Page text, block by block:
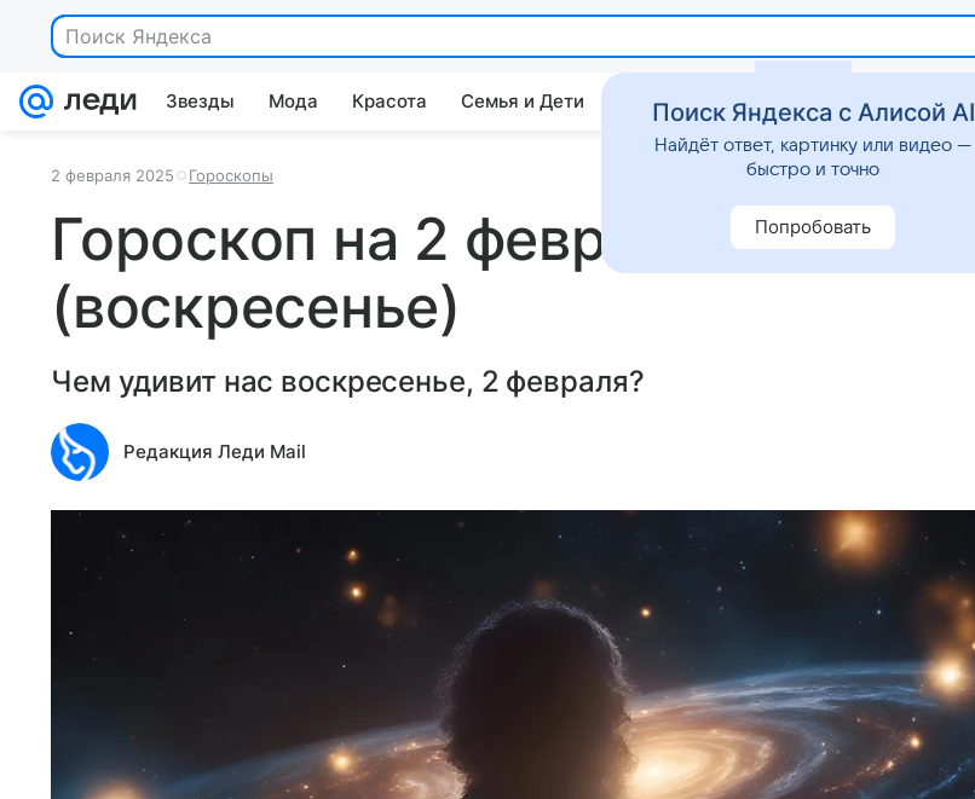
Поиск Яндекса
Звезды Мода Красота Семья и Дети Дом Гороскопы Стиль жизни
2 февраля 2025 Гороскопы
Гороскоп на 2 февраля 2025
(воскресенье)
Чем удивит нас воскресенье, 2 февраля?
Редакция Леди Mail
Поиск Яндекса с Алисой AI
Найдёт ответ, картинку или видео —
быстро и точно
Попробовать